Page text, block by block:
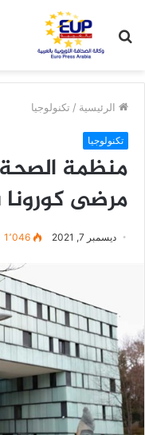
عن
الرئيسية / تكنولوجيا
تكنولوجيا
منظمة
مرضى كورونا
ديسمبر 7, 2021 1٬046